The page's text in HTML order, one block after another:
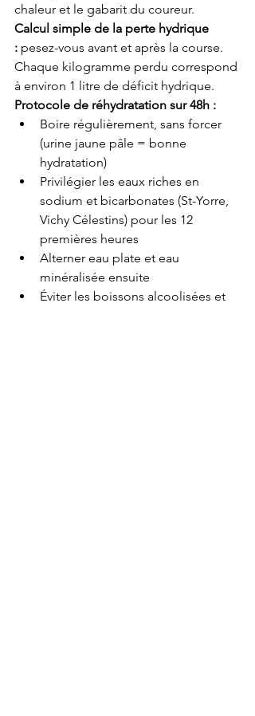
chaleur et le gabarit du coureur.
Calcul simple de la perte hydrique
: pesez-vous avant et après la course.
Chaque kilogramme perdu correspond
à environ 1 litre de déficit hydrique.
Protocole de réhydratation sur 48h :
Boire régulièrement, sans forcer
(urine jaune pâle = bonne
hydratation)
Privilégier les eaux riches en
sodium et bicarbonates (St-Yorre,
Vichy Célestins) pour les 12
premières heures
Alterner eau plate et eau
minéralisée ensuite
Éviter les boissons alcoolisées et